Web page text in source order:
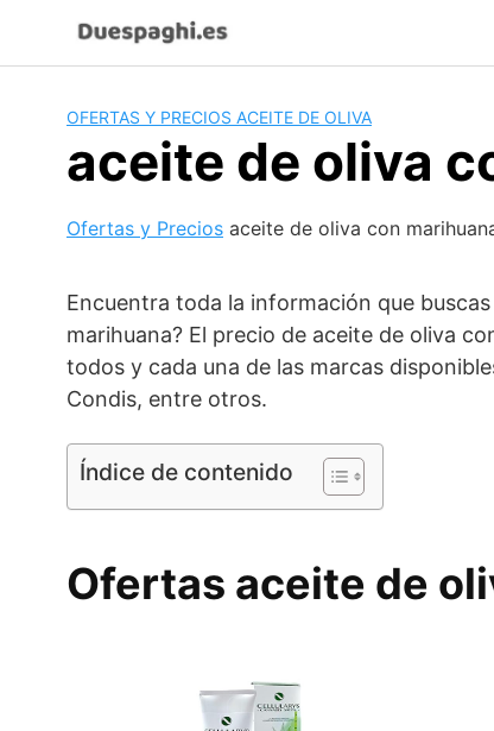
contenido
OFERTAS Y PRECIOS ACEITE DE OLIVA
aceite de oliva
Ofertas y Precios aceite de oliva con
Encuentra toda la información que
marihuana? El precio de aceite de oliva
todos y cada una de las marcas
Condis, entre otros.
Índice de contenido
Ofertas aceite de